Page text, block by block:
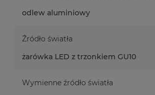
odlew aluminiowy
Źródło światła
żarówka LED z trzonkiem GU10
Wymienne źródło światła